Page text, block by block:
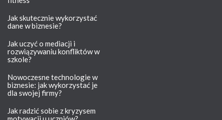
Jak skutecznie wykorzystać
dane w biznesie?
Jak uczyć o mediacji i
rozwiązywaniu konfliktów w
szkole?
Nowoczesne technologie w
biznesie: jak wykorzystać je
dla swojej firmy?
Jak radzić sobie z kryzysem